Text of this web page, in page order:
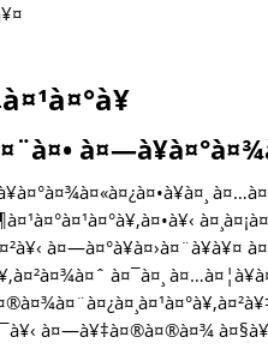
à¤—à¤°à¥à¤›à¤¨à¥à¥¤
à¤¯à¤¸
à¤—à¥‡à¤®à¤®à¤¾